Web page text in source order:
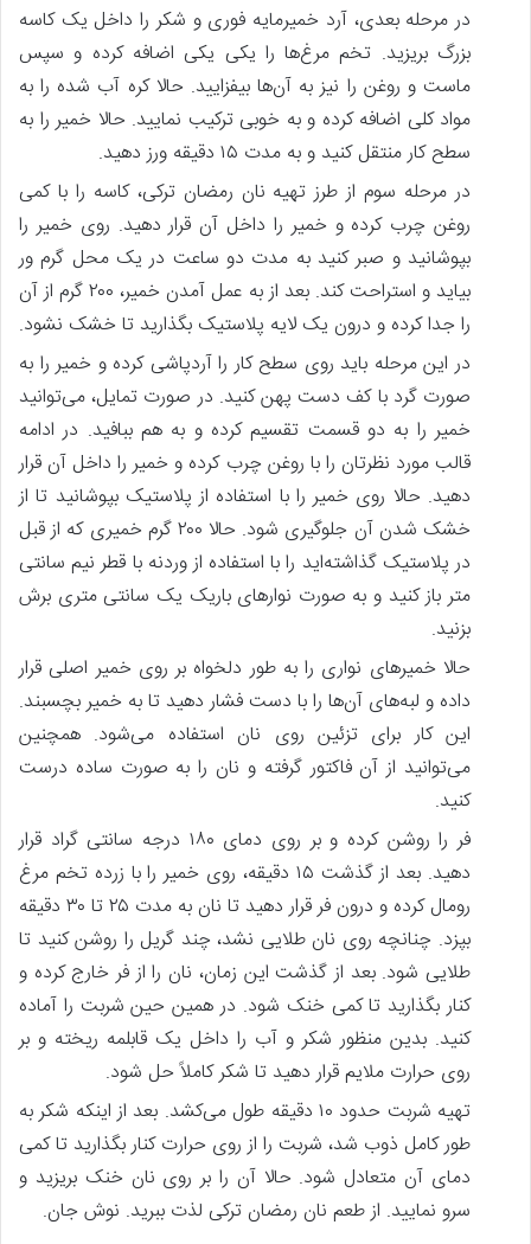
در مرحله بعدی، آرد خمیرمایه فوری و شکر را داخل یک کاسه
بزرگ بریزید. تخم مرغ‌ها را یکی یکی اضافه کرده و سپس
ماست و روغن را نیز به آن‌ها بیفزایید. حالا کره آب شده را به
مواد کلی اضافه کرده و به خوبی ترکیب نمایید. حالا خمیر را به
سطح کار منتقل کنید و به مدت ۱۵ دقیقه ورز دهید.
در مرحله سوم از طرز تهیه نان رمضان ترکی، کاسه را با کمی
روغن چرب کرده و خمیر را داخل آن قرار دهید. روی خمیر را
بپوشانید و صبر کنید به مدت دو ساعت در یک محل گرم‌ ور
بیاید و استراحت کند. بعد از به عمل آمدن خمیر، ۲۰۰ گرم از آن
را جدا کرده و درون یک لایه پلاستیک بگذارید تا خشک نشود.
در این مرحله باید روی سطح کار را آردپاشی کرده و خمیر را به
صورت گرد با کف دست پهن کنید. در صورت تمایل، می‌توانید
خمیر را به دو قسمت تقسیم کرده و به هم ببافید. در ادامه
قالب مورد نظرتان را با روغن چرب کرده و خمیر را داخل آن قرار
دهید. حالا روی خمیر را با استفاده از پلاستیک بپوشانید تا از
خشک شدن آن جلوگیری شود. حالا ۲۰۰ گرم خمیری که از قبل
در پلاستیک گذاشته‌اید را با استفاده از وردنه با قطر نیم سانتی
متر باز کنید و به صورت نوارهای باریک یک سانتی متری برش
بزنید.
حالا خمیرهای نواری را به طور دلخواه بر روی خمیر اصلی قرار
داده و لبه‌های آن‌ها را با دست فشار دهید تا به خمیر بچسبند.
این کار برای تزئین روی نان استفاده می‌شود. همچنین
می‌توانید از آن فاکتور گرفته و نان را به صورت ساده درست
کنید.
فر را روشن کرده و بر روی دمای ۱۸۰ درجه سانتی گراد قرار
دهید. بعد از گذشت ۱۵ دقیقه، روی خمیر را با زرده تخم مرغ
رومال کرده و درون فر قرار دهید تا نان به مدت ۲۵ تا ۳۰ دقیقه
بپزد. چنانچه روی نان طلایی نشد، چند گریل را روشن کنید تا
طلایی شود. بعد از گذشت این زمان، نان را از فر خارج کرده و
کنار بگذارید تا کمی خنک شود. در همین حین شربت را آماده
کنید. بدین منظور شکر و آب را داخل یک قابلمه ریخته و بر
روی حرارت ملایم قرار دهید تا شکر کاملاً حل شود.
تهیه شربت حدود ۱۰ دقیقه طول می‌کشد. بعد از اینکه شکر به
طور کامل ذوب شد، شربت را از روی حرارت کنار بگذارید تا کمی
دمای آن متعادل شود. حالا آن را بر روی نان خنک بریزید و
سرو نمایید. از طعم نان رمضان ترکی لذت ببرید. نوش جان.